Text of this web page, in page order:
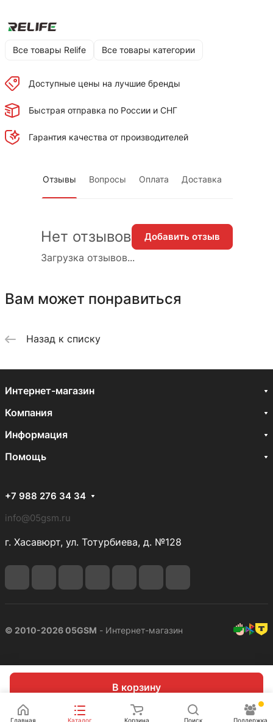
В корзину
Все товары Relife Все товары категории
Доступные цены на лучшие бренды
Быстрая отправка по России и СНГ
Гарантия качества от производителей
Отзывы Вопросы Оплата Доставка
Загрузка отзывов...
Нет отзывов Добавить отзыв
Вам может понравиться
Назад к списку
Главная Каталог Корзина Поиск Поддержка
Интернет-магазин
Компания
Информация
Помощь
+7 988 276 34 34
info@05gsm.ru
г. Хасавюрт, ул. Тотурбиева, д. №128
© 2010-2026 05GSM - Интернет-магазин